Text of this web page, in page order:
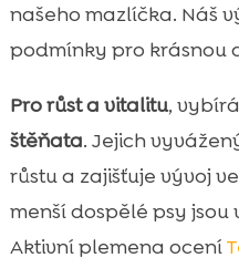
našeho mazlíčka. Náš
podmínky pro krásnou
Pro růst a vitalitu,
štěňata. Jejich
růstu a zajišťuje vývoj
menší dospělé psy jsou
Aktivní plemena ocení